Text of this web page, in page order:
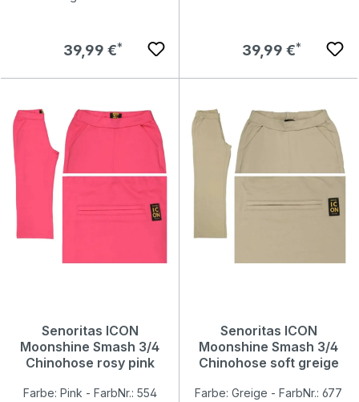
Regulärer Preis:
39,99 € Regulärer Preis:
39,99 €
Senoritas ICON
Moonshine Smash 3/4
Chinohose rosy pink
Farbe: Pink - FarbNr.: 554
Senoritas ICON
Moonshine Smash 3/4
Chinohose soft greige
Farbe: Greige - FarbNr.: 677